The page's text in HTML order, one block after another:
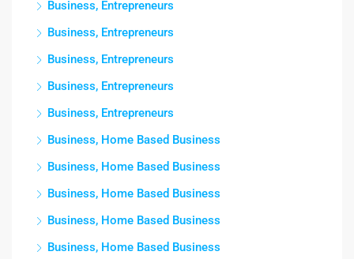
Business, Entrepreneurs
Business, Entrepreneurs
Business, Entrepreneurs
Business, Entrepreneurs
Business, Entrepreneurs
Business, Home Based Business
Business, Home Based Business
Business, Home Based Business
Business, Home Based Business
Business, Home Based Business